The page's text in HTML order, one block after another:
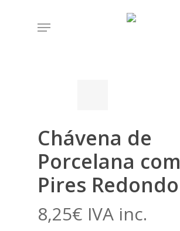
Menu
Início
Chávena de
Porcelana com
Pires Redondo
8,25€ IVA inc.